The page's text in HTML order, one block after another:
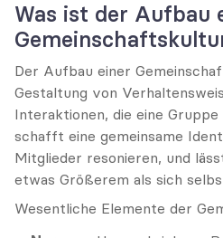
Was ist der Aufbau
Der Aufbau einer
Gestaltung von
Interaktionen, die eine Gruppe
schafft eine gemeinsame
Mitglieder resonieren, und
etwas Größerem als sich
Wesentliche Elemente der